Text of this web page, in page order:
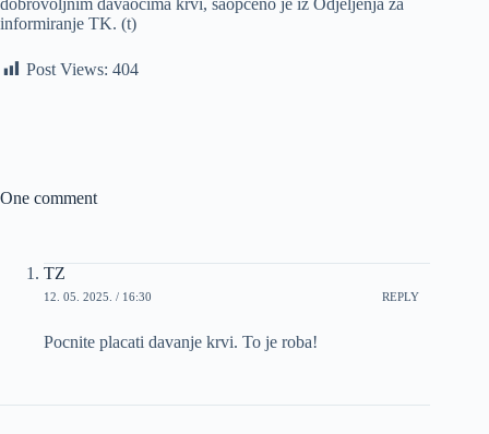
informiranje TK. (t)
Post Views: 404
One comment
TZ
12. 05. 2025. / 16:30 REPLY
Pocnite placati davanje krvi. To je roba!